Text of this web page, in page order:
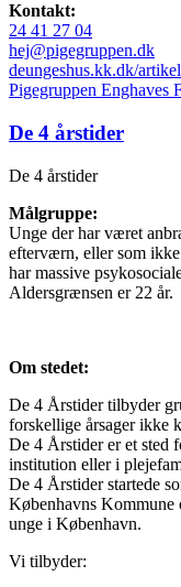
Kontakt:
24 41 27 04
hej@pigegruppen.dk
deungeshus.kk.dk/
Pigegruppen Enghaves
De 4 årstider
De 4 årstider
Målgruppe:
Unge der har været
efterværn, eller som
har massive
Aldersgrænsen er 22 år.
Om stedet:
De 4 Årstider tilbyder
forskellige årsager ikke
De 4 Årstider er et sted
institution eller i
De 4 Årstider startede
Københavns Kommune
unge i København.
Vi tilbyder: